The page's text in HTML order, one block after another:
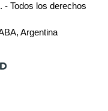
- Todos los derechos
Argentina